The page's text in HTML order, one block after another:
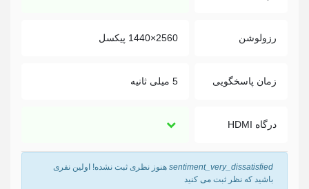
رزولوشن 2560×1440 پیکسل
زمان پاسخگویی 5 میلی ثانیه
درگاه HDMI
sentiment_very_dissatisfied هنوز نظری ثبت نشده! اولین نفری
باشید که نظر ثبت می کنید